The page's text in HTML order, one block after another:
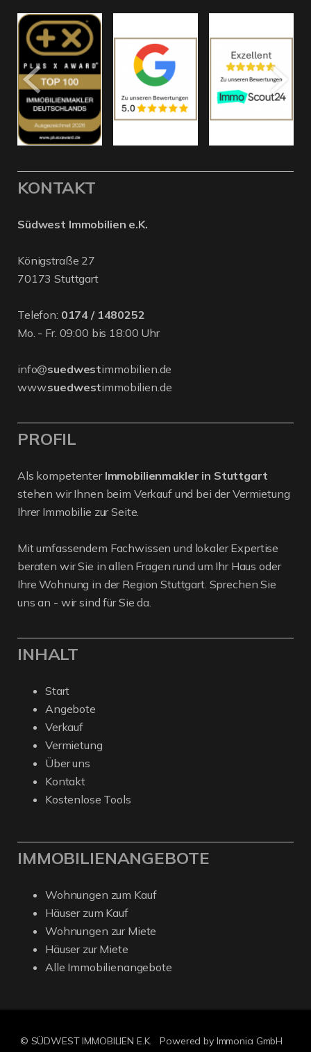
KONTAKT
Südwest Immobilien e.K.
Königstraße 27
70173 Stuttgart
Telefon: 0174 / 1480252
Mo. - Fr. 09:00 bis 18:00 Uhr
info@suedwestimmobilien.de
www.suedwestimmobilien.de
PROFIL
Als kompetenter Immobilienmakler in Stuttgart
stehen wir Ihnen beim Verkauf und bei der Vermietung
Ihrer Immobilie zur Seite.
Mit umfassendem Fachwissen und lokaler Expertise
beraten wir Sie in allen Fragen rund um Ihr Haus oder
Ihre Wohnung in der Region Stuttgart. Sprechen Sie
uns an - wir sind für Sie da.
INHALT
Start
Angebote
Verkauf
Vermietung
Über uns
Kontakt
Kostenlose Tools
IMMOBILIENANGEBOTE
Wohnungen zum Kauf
Häuser zum Kauf
Wohnungen zur Miete
Häuser zur Miete
Alle Immobilienangebote
© SÜDWEST IMMOBILIEN E.K. Powered by Immonia GmbH